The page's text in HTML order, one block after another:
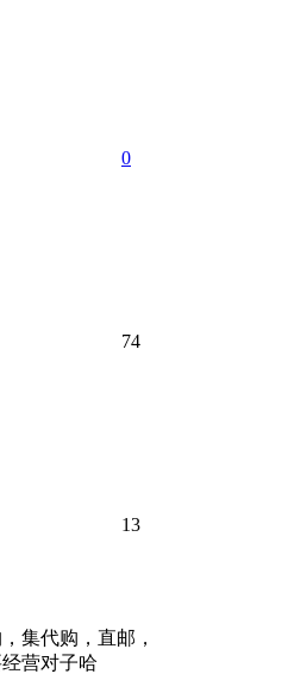
0
74
13
集代购，直邮，
营对子哈